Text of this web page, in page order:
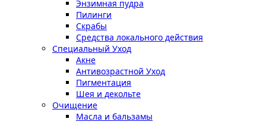
Энзимная пудра
Пилинги
Скрабы
Средства локального действия
Специальный Уход
Акне
Антивозрастной Уход
Пигментация
Шея и декольте
Очищение
Масла и бальзамы